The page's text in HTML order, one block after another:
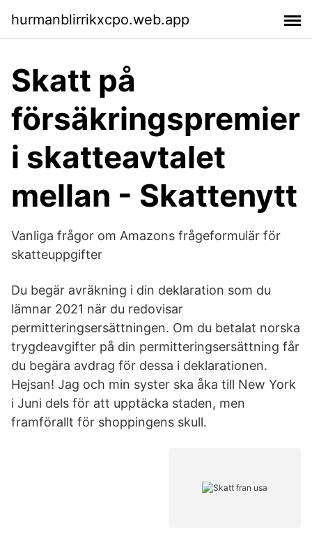
hurmanblirrikxcpo.web.app
Skatt på
försäkringspremier
i skatteavtalet
mellan - Skattenytt
Vanliga frågor om Amazons frågeformulär för
skatteuppgifter
Du begär avräkning i din deklaration som du
lämnar 2021 när du redovisar
permitteringsersättningen. Om du betalat norska
trygdeavgifter på din permitteringsersättning får
du begära avdrag för dessa i deklarationen.
Hejsan! Jag och min syster ska åka till New York
i Juni dels för att upptäcka staden, men
framförallt för shoppingens skull.